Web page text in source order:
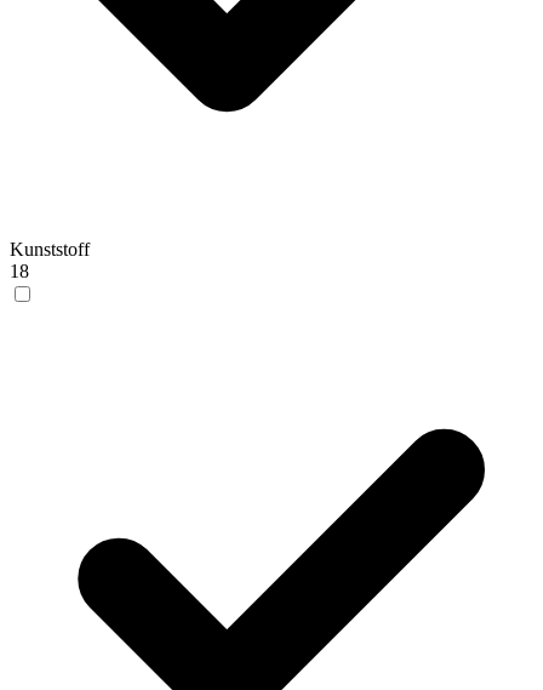
Kunststoff
18